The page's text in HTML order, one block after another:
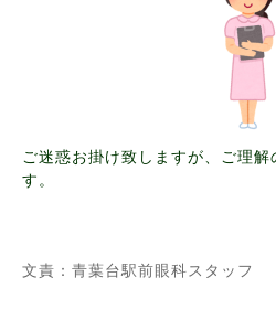
ご迷惑お掛け致しますが、ご理
す。
文責：青葉台駅前眼科スタッフ